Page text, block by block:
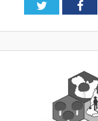
Twitter